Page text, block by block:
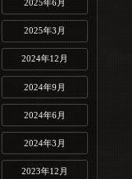
2025年6月
2025年3月
2024年12月
2024年9月
2024年6月
2024年3月
2023年12月